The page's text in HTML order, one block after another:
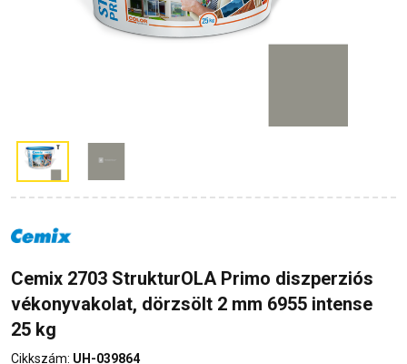
Cemix 2703 StrukturOLA Primo diszperziós
vékonyvakolat, dörzsölt 2 mm 6955 intense
25 kg
Cikkszám: UH-039864